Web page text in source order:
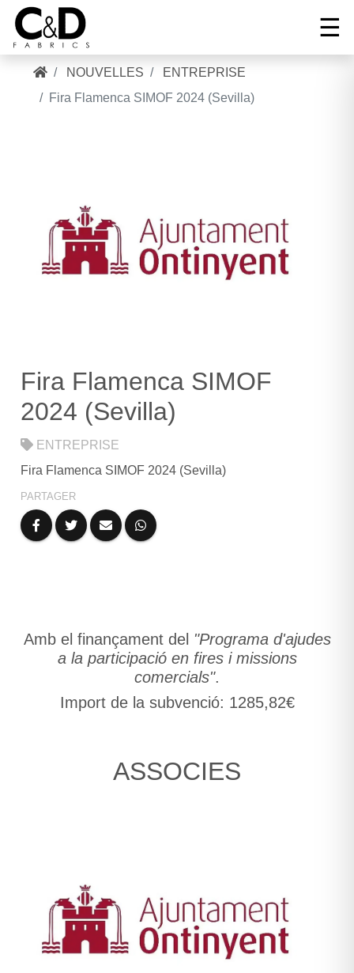
☰
GALERIE
SOCIETE
NOUVELLES
ENTREPRISE
Fira Flamenca SIMOF 2024 (Sevilla)
Fira Flamenca SIMOF
2024 (Sevilla)
ENTREPRISE
Fira Flamenca SIMOF 2024 (Sevilla)
PARTAGER
Amb el finançament del "Programa d'ajudes
a la participació en fires i missions
comercials".
Import de la subvenció: 1285,82€
ASSOCIES